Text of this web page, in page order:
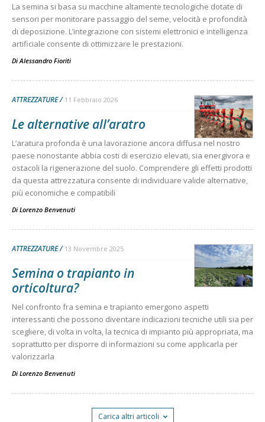
La semina si basa su macchine altamente tecnologiche dotate di
sensori per monitorare passaggio del seme, velocità e profondità
di deposizione. L’integrazione con sistemi elettronici e intelligenza
artificiale consente di ottimizzare le prestazioni.
Di Alessandro Fioriti
ATTREZZATURE 11 Febbraio 2026
Le alternative all’aratro
L’aratura profonda è una lavorazione ancora diffusa nel nostro
paese nonostante abbia costi di esercizio elevati, sia energivora e
ostacoli la rigenerazione del suolo. Comprendere gli effetti prodotti
da questa attrezzatura consente di individuare valide alternative,
più economiche e compatibili
Di Lorenzo Benvenuti
ATTREZZATURE 13 Novembre 2025
Semina o trapianto in
orticoltura?
Nel confronto fra semina e trapianto emergono aspetti
interessanti che possono diventare indicazioni tecniche utili sia per
scegliere, di volta in volta, la tecnica di impianto più appropriata, ma
soprattutto per disporre di informazioni su come applicarla per
valorizzarla
Di Lorenzo Benvenuti
Carica altri articoli